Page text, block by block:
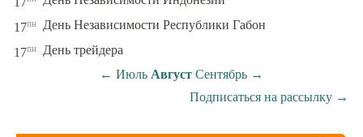
17пн День Независимости Республики Габон
17пн
День трейдера
← Июль Август Сентябрь →
Подписаться на рассылку →